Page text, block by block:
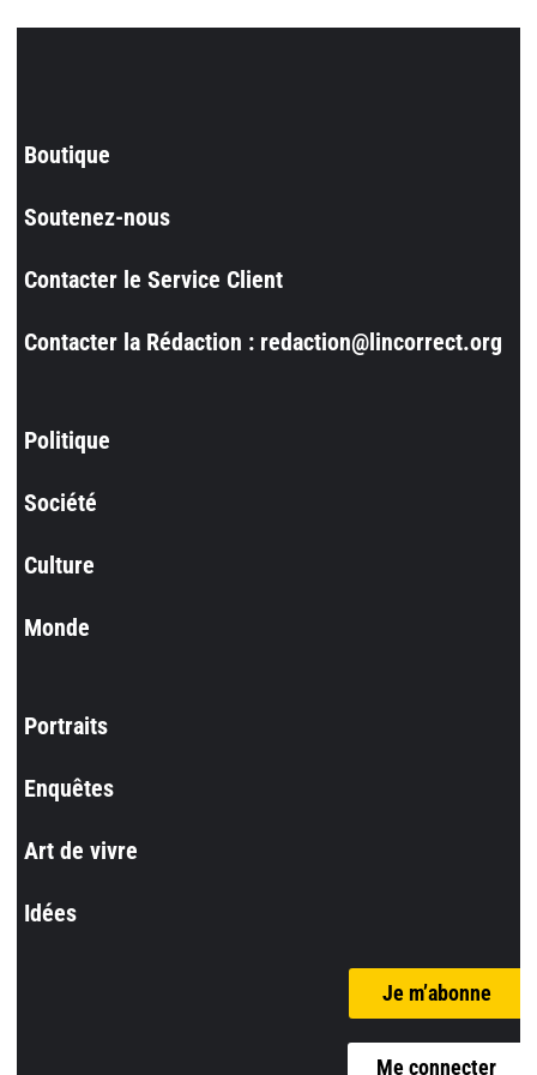
Boutique
Soutenez-nous
Contacter le Service Client
Contacter la Rédaction : redaction@lincorrect.org
Politique
Société
Culture
Monde
Portraits
Enquêtes
Art de vivre
Idées
Je m’abonne
Me connecter